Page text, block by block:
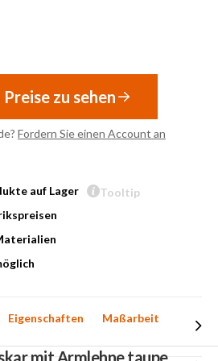
zu sehen
Fordern Sie einen Account an
auf Lager
Tooltip
Eigenschaften
Maßarbeit
mit Armlehne taupe